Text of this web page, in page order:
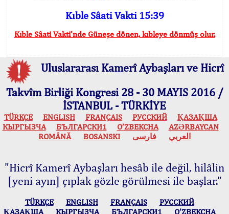
Kıble Sâati Vakti 15:39
Kıble Sâati Vakti'nde Güneşe dönen, kıbleye dönmüş olur.
Uluslararası Kamerî Aybaşları ve Hicrî
Takvîm Birliği Kongresi 28 - 30 MAYIS 2016 /
İSTANBUL - TÜRKİYE
TÜRKÇE ENGLISH FRANÇAIS РУССКИЙ
ҚАЗАҚША
КЫPГЫЗЧA
БЪЛГАРСКИ1 O’ZBEKCHA
AZӘRBAYCAN
ROMÂNĂ
BOSANSKI العربي فارسی
"Hicrî Kamerî Aybaşları hesâb ile değil, hilâlin
[yeni ayın] çıplak gözle görülmesi ile başlar."
TÜRKÇE ENGLISH FRANÇAIS
РУССКИЙ
ҚАЗАҚША
КЫPГЫЗЧA БЪЛГАРСКИ1 O’ZBEKCHA